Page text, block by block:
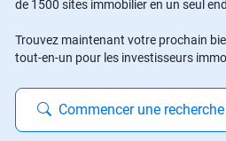
de 1500 sites immobilier en un seul
Trouvez maintenant votre prochain
tout-en-un pour les investisseurs
Commencer une recherche